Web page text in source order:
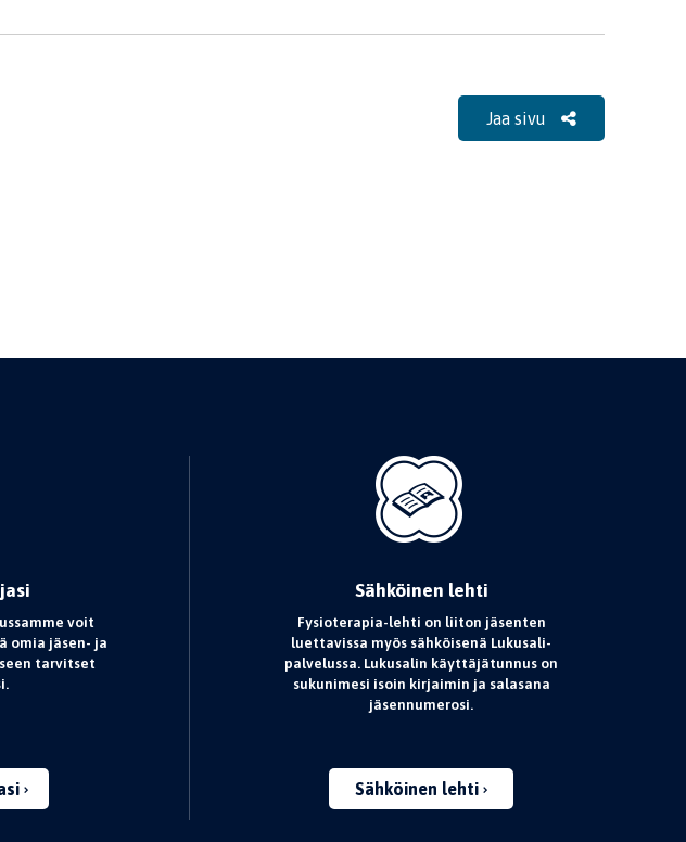
Jaa sivu
voit
omia jäsen- ja
tarvitset
Sähköinen lehti
Fysioterapia-lehti on liiton jäsenten
luettavissa myös sähköisenä Lukusali-
palvelussa. Lukusalin käyttäjätunnus on
sukunimesi isoin kirjaimin ja salasana
jäsennumerosi.
Sähköinen lehti